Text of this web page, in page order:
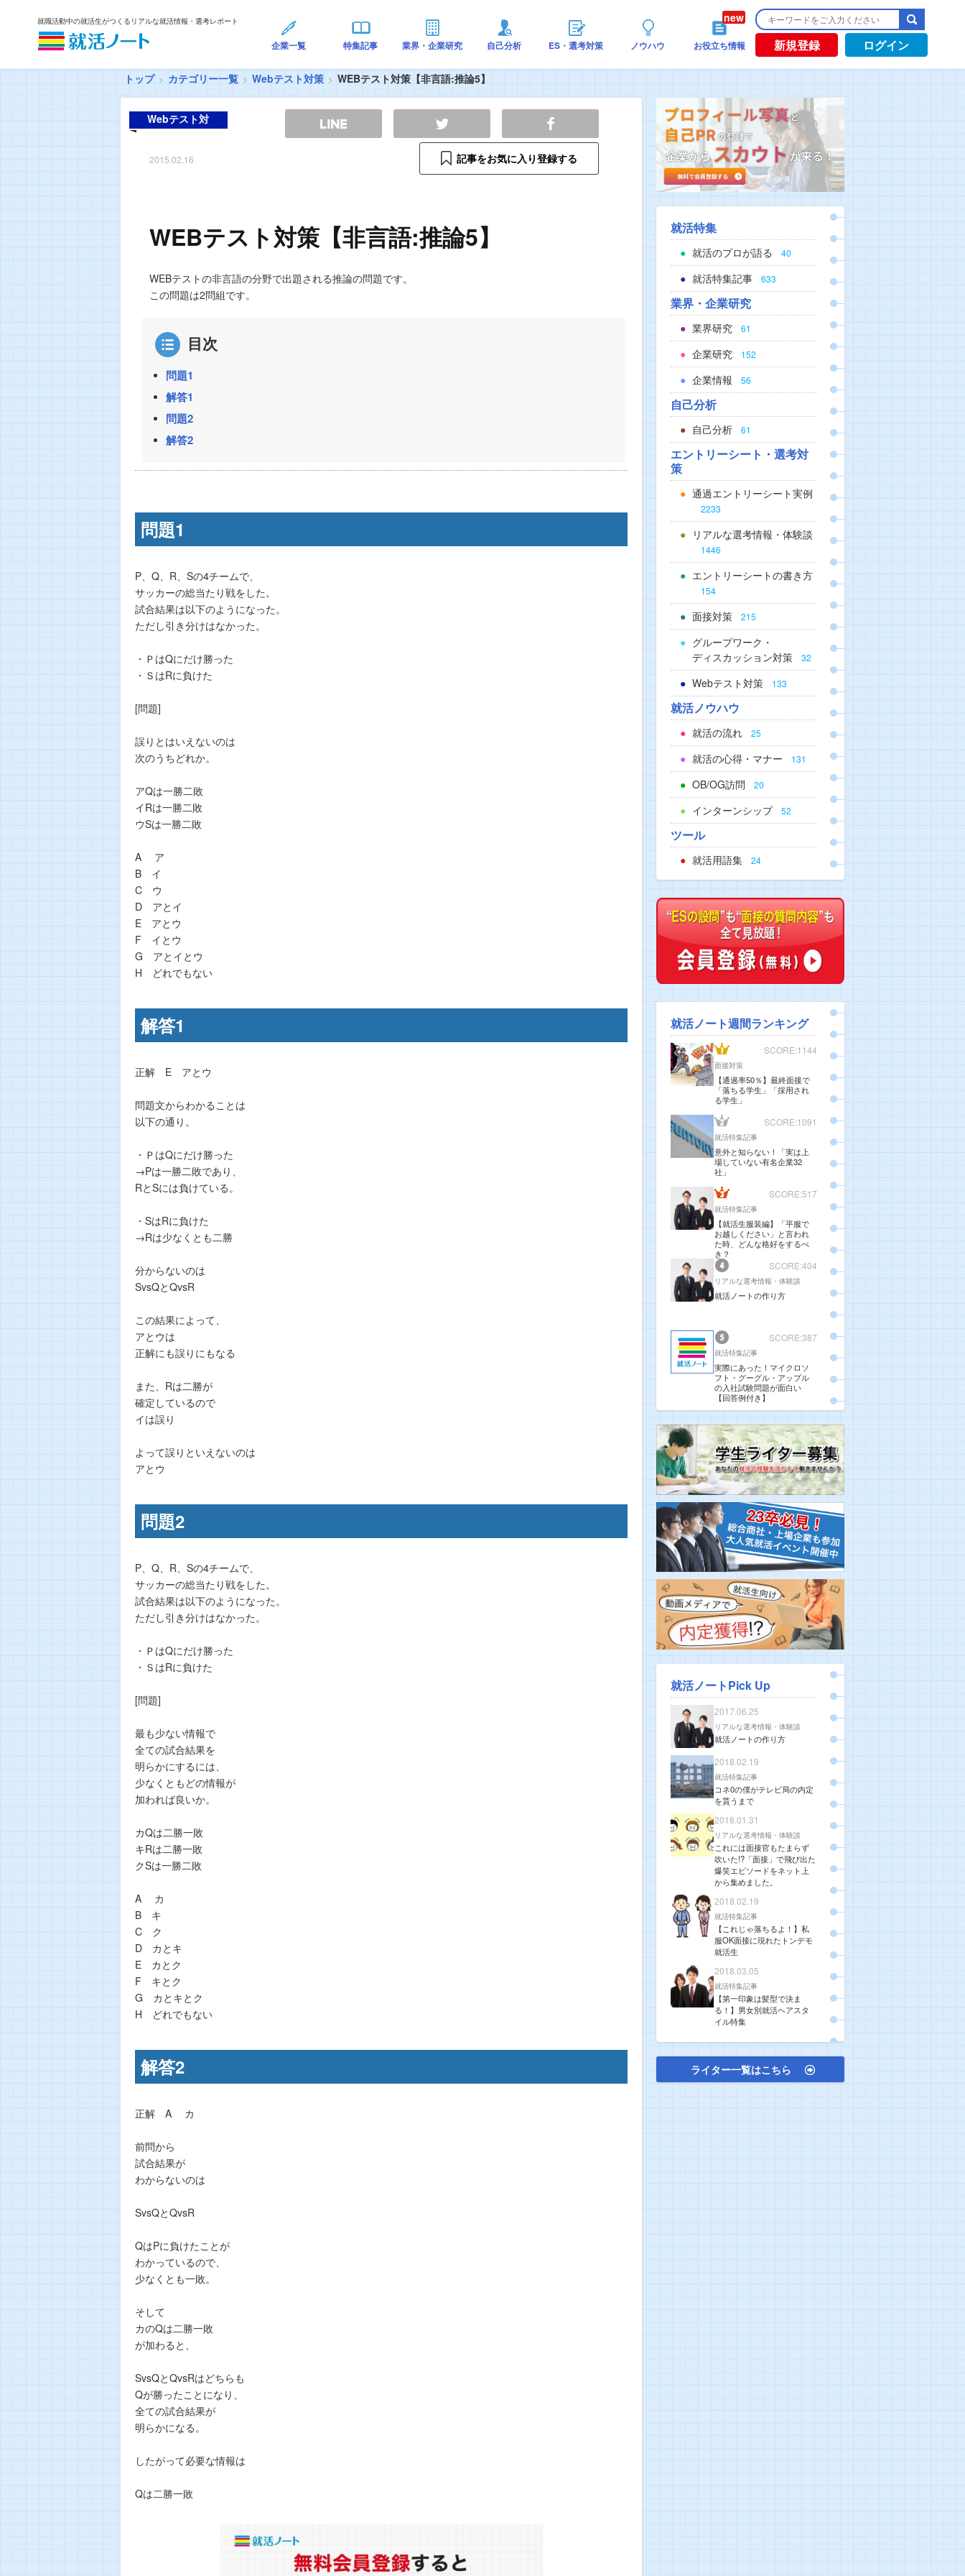
就職活動中の就活生がつくるリアルな就活情報・選考レポート
企業一覧 特集記事 業界・企業研究 自己分析 ES・選考対策 ノウハウ お役立ち情報 新規登録 ログイン
トップ カテゴリー一覧 Webテスト対策 WEBテスト対策【非言語:推論5】
Webテスト対
2015.02.16 記事をお気に入り登録する
WEBテスト対策【非言語:推論5】
WEBテストの非言語の分野で出題される推論の問題です。
この問題は2問組です。
目次
問題1
解答1
問題2
解答2
問題1
P、Q、R、Sの4チームで、
サッカーの総当たり戦をした。
試合結果は以下のようになった。
ただし引き分けはなかった。
・ＰはQにだけ勝った
・ＳはRに負けた
[問題]
誤りとはいえないのは
次のうちどれか。
アQは一勝二敗
イRは一勝二敗
ウSは一勝二敗
A ア
B イ
C ウ
D アとイ
E アとウ
F イとウ
G アとイとウ
H どれでもない
解答1
正解 E アとウ
問題文からわかることは
以下の通り。
・ＰはQにだけ勝った
→Pは一勝二敗であり、
RとSには負けている。
・SはRに負けた
→Rは少なくとも二勝
分からないのは
SvsQとQvsR
この結果によって、
アとウは
正解にも誤りにもなる
また、Rは二勝が
確定しているので
イは誤り
よって誤りといえないのは
アとウ
問題2
P、Q、R、Sの4チームで、
サッカーの総当たり戦をした。
試合結果は以下のようになった。
ただし引き分けはなかった。
・ＰはQにだけ勝った
・ＳはRに負けた
[問題]
最も少ない情報で
全ての試合結果を
明らかにするには、
少なくともどの情報が
加われば良いか。
カQは二勝一敗
キRは二勝一敗
クSは一勝二敗
A カ
B キ
C ク
D カとキ
E カとク
F キとク
G カとキとク
H どれでもない
解答2
正解 A カ
前問から
試合結果が
わからないのは
SvsQとQvsR
QはPに負けたことが
わかっているので、
少なくとも一敗。
そして
カのQは二勝一敗
が加わると、
SvsQとQvsRはどちらも
Qが勝ったことになり、
全ての試合結果が
明らかになる。
したがって必要な情報は
Qは二勝一敗
就活特集
就活のプロが語る 40
就活特集記事 633
業界・企業研究
業界研究 61
企業研究 152
企業情報 56
自己分析
自己分析 61
エントリーシート・選考対
策
通過エントリーシート実例
2233
リアルな選考情報・体験談
1446
エントリーシートの書き方
154
面接対策 215
グループワーク・
ディスカッション対策
32
Webテスト対策 133
就活ノウハウ
就活の流れ 25
就活の心得・マナー 131
OB/OG訪問 20
インターンシップ 52
ツール
就活用語集 24
就活ノート週間ランキング
SCORE:1144
面接対策
【通過率50％】最終面接で
「落ちる学生」「採用され
る学生」
SCORE:1091
就活特集記事
意外と知らない！「実は上
場していない有名企業32
社」
SCORE:517
就活特集記事
【就活生服装編】「平服で
お越しください」と言われ
た時、どんな格好をするべ
き？
SCORE:404
リアルな選考情報・体験談
就活ノートの作り方
SCORE:387
就活特集記事
実際にあった！マイクロソ
フト・グーグル・アップル
の入社試験問題が面白い
【回答例付き】
就活ノートPick Up
2017.06.25
リアルな選考情報・体験談
就活ノートの作り方
2018.02.19
就活特集記事
コネ0の僕がテレビ局の内定
を貰うまで
2018.01.31
リアルな選考情報・体験談
これには面接官もたまらず
吹いた!?「面接」で飛び出た
爆笑エピソードをネット上
から集めました。
2018.02.19
就活特集記事
【これじゃ落ちるよ！】私
服OK面接に現れたトンデモ
就活生
2018.03.05
就活特集記事
【第一印象は髪型で決ま
る！】男女別就活ヘアスタ
イル特集
ライター一覧はこちら